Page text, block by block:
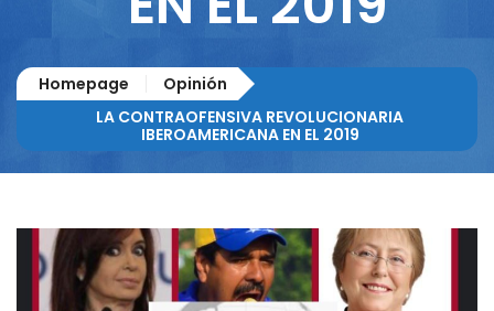
Homepage
Opinión
LA CONTRAOFENSIVA REVOLUCIONARIA
IBEROAMERICANA EN EL 2019